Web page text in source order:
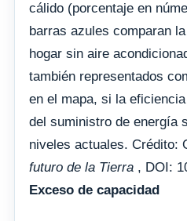
cálido (porcentaje en
barras azules comparan
hogar sin aire
también representados
en el mapa, si la
del suministro de energía
niveles actuales. Crédito:
futuro de la Tierra , DOI:
Exceso de capacidad